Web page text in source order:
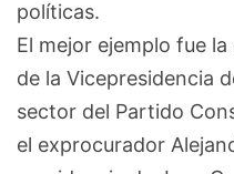
políticas.
El mejor ejemplo fue
de la Vicepresidencia
sector del Partido
el exprocurador